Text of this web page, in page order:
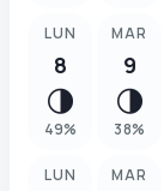
LUN
8
🌗
49%
MAR
9
🌗
38%
LUN MAR